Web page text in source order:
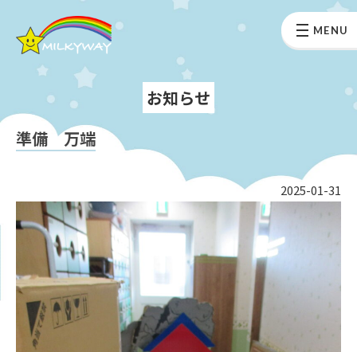
MENU
お知らせ
準備 万端
2025-01-31